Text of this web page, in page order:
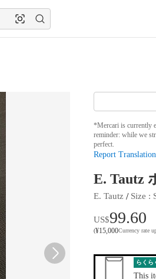
*Mercari is currently
reminder: while we
perfect.
Report
E. Tautz
E. Tautz / Size :
US$99.60
(¥15,000Currency rate
らくら
This